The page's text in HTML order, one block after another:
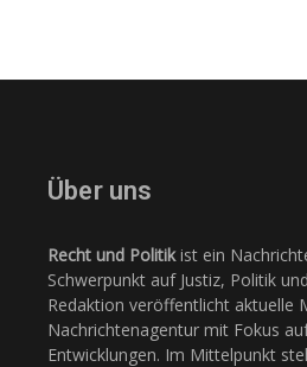
Über uns
Recht und Politikist ein
Schwerpunkt auf Justiz, Politik
Redaktion veröffentlicht aktuelle
Nachrichtenagentur mit Fokus
Entwicklungen. Im Mittelpunkt